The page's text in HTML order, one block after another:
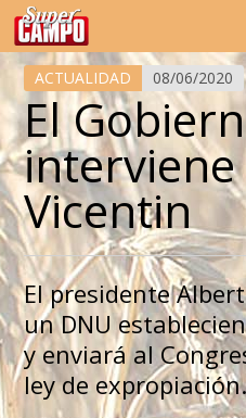
Temas de hoy
ACTUALIDAD 08/06/2020
El
Vicentin
El presidente
un DNU
y enviará al
ley de expropiación.